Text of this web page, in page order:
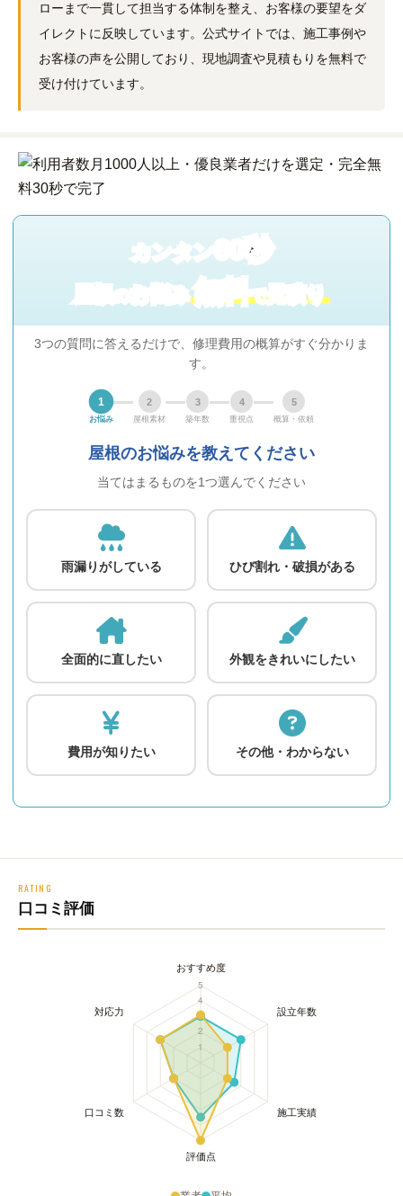
ローまで一貫して担当する体制を整え、お客様の要望をダ
イレクトに反映しています。公式サイトでは、施工事例や
お客様の声を公開しており、現地調査や見積もりを無料で
受け付けています。
カンタン60秒
屋根 の お悩み無料で見積り
3つの質問に答えるだけで、修理費用の概算がすぐ分かりま
す。
1
お悩み
2
屋根素材
3
築年数
4
重視点
5
概算・依頼
屋根のお悩みを教えてください
当てはまるものを1つ選んでください
雨漏りがしている ひび割れ・破損がある
全面的に直したい 外観をきれいにしたい
費用が知りたい その他・わからない
RATING
口コミ評価